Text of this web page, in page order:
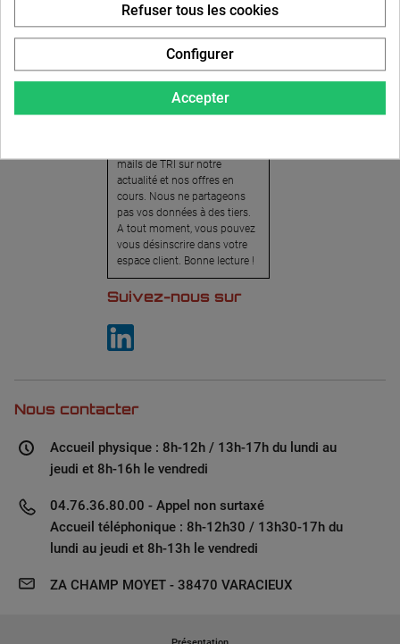
Pour recevoir notre
newsletter, nous vous
invitons à créer votre espace
client (cliquez sur « Compte »
en haut à droite de la page) et
cliquer sur « oui » pour vous
mails de TRI sur notre
actualité et nos offres en
cours. Nous ne partageons
pas vos données à des tiers.
A tout moment, vous pouvez
vous désinscrire dans votre
espace client. Bonne lecture !
Suivez-nous sur
Nous contacter
Accueil physique : 8h-12h / 13h-17h du lundi au
jeudi et 8h-16h le vendredi
04.76.36.80.00 - Appel non surtaxé
Accueil téléphonique : 8h-12h30 / 13h30-17h du
lundi au jeudi et 8h-13h le vendredi
ZA CHAMP MOYET - 38470 VARACIEUX
Accepter
Refuser tous les cookies
Configurer